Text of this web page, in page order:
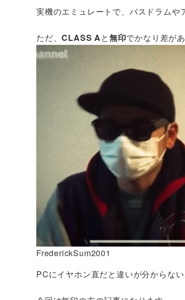
実機のエミュレートで、バスドラムや
ただ、CLASS Aと無印でかなり差が
FrederickSum2001
PCにイヤホン直だと違いが分からな